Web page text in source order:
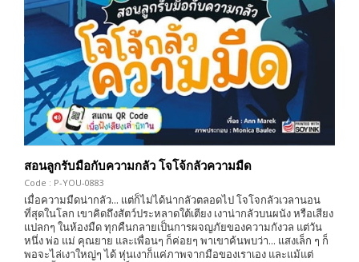
สอนลูกรับมือกับความกลัว โจโจ้กลัวความมืด
Code : P-YOU-0883
เมื่อความมืดน่ากลัว... แต่ก็ไม่ได้น่ากลัวตลอดไป โจโจกลัวเวลานอน
ที่สุดในโลก เขาคิดถึงสัตว์ประหลาดใต้เตียง เงาน่ากลัวบนผนัง หรือเสียง
แปลกๆ ในห้องมืด ทุกคืนกลายเป็นการผจญภัยของความกังวล แต่วัน
หนึ่ง พ่อ แม่ คุณยาย และเพื่อนๆ ก็ค่อยๆ พาเขาค้นพบว่า... แสงเล็ก ๆ ก็
พอจะไล่เงาใหญ่ๆ ได้ หุ่นเงาก็แค่ภาพจากมือของเราเอง และแม้แต่